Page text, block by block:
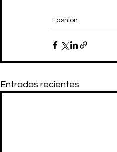
Fashion
Entradas recientes